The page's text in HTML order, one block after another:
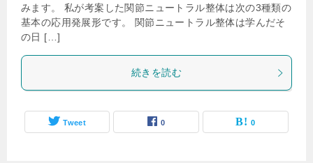
みます。 私が考案した関節ニュートラル整体は次の3種類の
基本の応用発展形です。 関節ニュートラル整体は学んだそ
の日 […]
続きを読む
Tweet 0 0